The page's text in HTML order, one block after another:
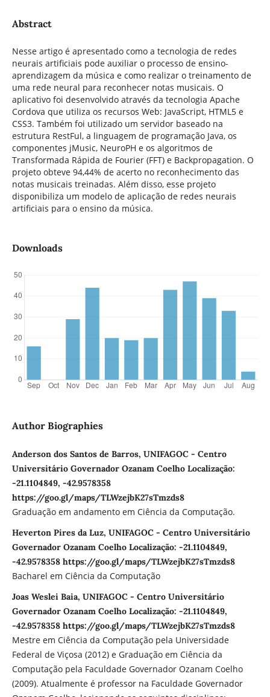
Abstract
Nesse artigo é apresentado como a tecnologia de redes
neurais artificiais pode auxiliar o processo de ensino-
aprendizagem da música e como realizar o treinamento de
uma rede neural para reconhecer notas musicais. O
aplicativo foi desenvolvido através da tecnologia Apache
Cordova que utiliza os recursos Web: JavaScript, HTML5 e
CSS3. Também foi utilizado um servidor baseado na
estrutura RestFul, a linguagem de programação Java, os
componentes jMusic, NeuroPH e os algoritmos de
Transformada Rápida de Fourier (FFT) e Backpropagation. O
projeto obteve 94,44% de acerto no reconhecimento das
notas musicais treinadas. Além disso, esse projeto
disponibiliza um modelo de aplicação de redes neurais
artificiais para o ensino da música.
Downloads
Author Biographies
Anderson dos Santos de Barros, UNIFAGOC - Centro
Universitário Governador Ozanam Coelho Localização:
-21.1104849, -42.9578358
https://goo.gl/maps/TLWzejbK27sTmzds8
Graduação em andamento em Ciência da Computação.
Heverton Pires da Luz, UNIFAGOC - Centro Universitário
Governador Ozanam Coelho Localização: -21.1104849,
-42.9578358 https://goo.gl/maps/TLWzejbK27sTmzds8
Bacharel em Ciência da Computação
Joas Weslei Baia, UNIFAGOC - Centro Universitário
Governador Ozanam Coelho Localização: -21.1104849,
-42.9578358 https://goo.gl/maps/TLWzejbK27sTmzds8
Mestre em Ciência da Computação pela Universidade
Federal de Viçosa (2012) e Graduação em Ciência da
Computação pela Faculdade Governador Ozanam Coelho
(2009). Atualmente é professor na Faculdade Governador